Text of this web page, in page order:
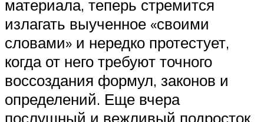
материала, теперь стремится
излагать выученное «своими
словами» и нередко протестует,
когда от него требуют точного
воссоздания формул, законов и
определений. Еще вчера
послушный и вежливый подросток